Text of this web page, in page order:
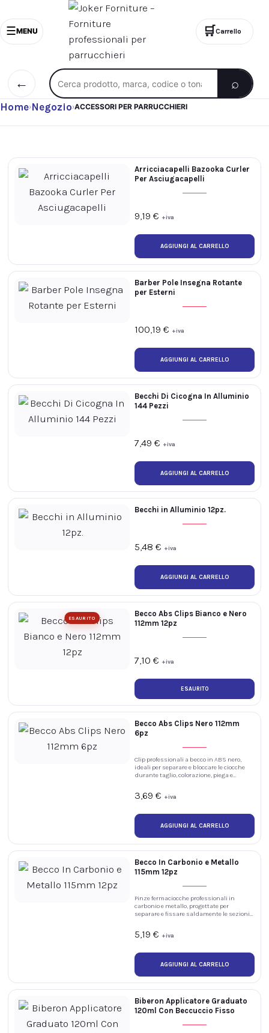
☰MENU
←
Cerca nel catalogo
⌕
🛒Carrello
Home›Negozio›ACCESSORI PER PARRUCCHIERI
9,19 € +iva
Arricciacapelli Bazooka Curler
Per Asciugacapelli
100,19 € +iva
Barber Pole Insegna Rotante
per Esterni
7,49 € +iva
Becchi Di Cicogna In Alluminio
144 Pezzi
5,48 € +iva
Becchi in Alluminio 12pz.
7,10 € +iva
Becco Abs Clips Bianco e Nero
112mm 12pz
ESAURITO
ESAURITO
3,69 € +iva
Becco Abs Clips Nero 112mm
6pz
Clip professionali a becco in ABS nero,
ideali per separare e bloccare le ciocche
durante taglio, colorazione, piega e
5,19 € +iva
Becco In Carbonio e Metallo
115mm 12pz
Pinze fermaciocche professionali in
carbonio e metallo, progettate per
separare e fissare saldamente le sezioni
Biberon Applicatore Graduato
120ml Con Beccuccio Fisso